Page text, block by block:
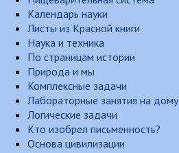
Календарь науки
Листы из Красной книги
Наука и техника
По страницам истории
Природа и мы
Комплексные задачи
Лабораторные занятия на дому
Логические задачи
Кто изобрел письменность?
Основа цивилизации